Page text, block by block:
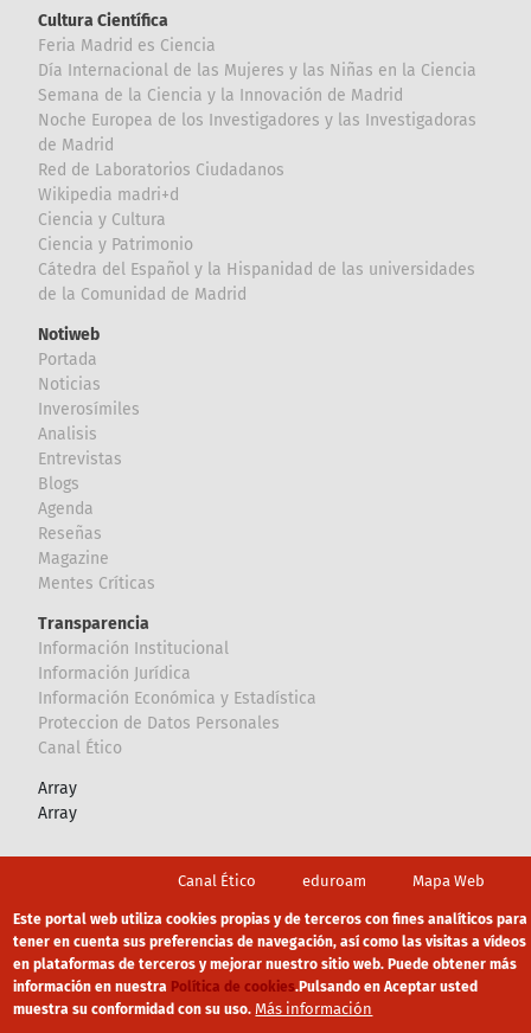
Cultura Científica
Feria Madrid es Ciencia
Día Internacional de las Mujeres y las Niñas en la Ciencia
Semana de la Ciencia y la Innovación de Madrid
Noche Europea de los Investigadores y las Investigadoras
de Madrid
Red de Laboratorios Ciudadanos
Wikipedia madri+d
Ciencia y Cultura
Ciencia y Patrimonio
Cátedra del Español y la Hispanidad de las universidades
de la Comunidad de Madrid
Notiweb
Portada
Noticias
Inverosímiles
Analisis
Entrevistas
Blogs
Agenda
Reseñas
Magazine
Mentes Críticas
Transparencia
Información Institucional
Información Jurídica
Información Económica y Estadística
Proteccion de Datos Personales
Canal Ético
Array
Array
Canal Ético eduroam Mapa Web
Política privacidad Política de cookies Aviso legal
Este portal web utiliza cookies propias y de terceros con fines analíticos para
tener en cuenta sus preferencias de navegación, así como las visitas a vídeos
en plataformas de terceros y mejorar nuestro sitio web. Puede obtener más
información en nuestra Política de cookies.Pulsando en Aceptar usted
muestra su conformidad con su uso. Más información